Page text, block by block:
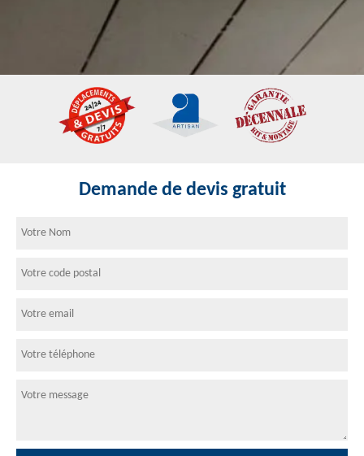
Demande de devis gratuit